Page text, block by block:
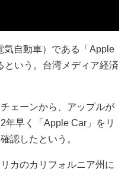
自動車）である「Apple
いう。台湾メディア経済
ェーンから、アップルが
年早く「Apple Car」をリ
認したという。
カのカリフォルニア州に